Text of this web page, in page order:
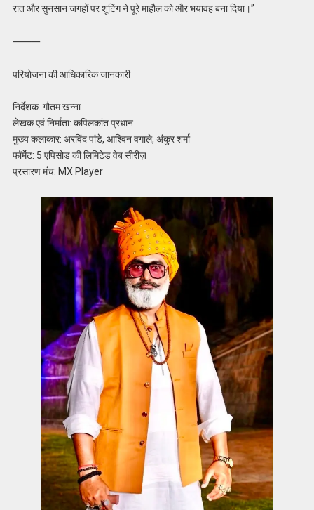
रात और सुनसान जगहों पर शूटिंग ने पूरे माहौल को और भयावह बना दिया।”
⸻
परियोजना की आधिकारिक जानकारी
निर्देशक: गौतम खन्ना
लेखक एवं निर्माता: कपिलकांत प्रधान
मुख्य कलाकार: अरविंद पांडे, आश्विन वगाले, अंकुर शर्मा
फॉर्मेट: 5 एपिसोड की लिमिटेड वेब सीरीज़
प्रसारण मंच: MX Player